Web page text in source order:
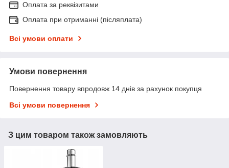
Оплата за реквізитами
Оплата при отриманні (післяплата)
Всі умови оплати
Умови повернення
Повернення товару впродовж 14 днів за рахунок покупця
Всі умови повернення
З цим товаром також замовляють